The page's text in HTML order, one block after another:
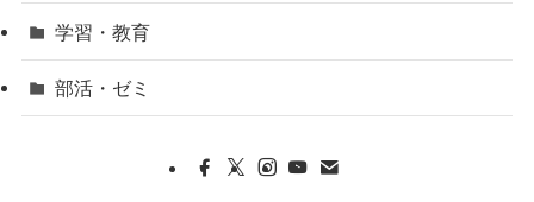
学習・教育
部活・ゼミ